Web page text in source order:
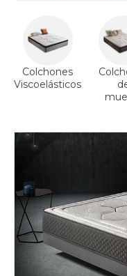
Colchones
Viscoelásticos